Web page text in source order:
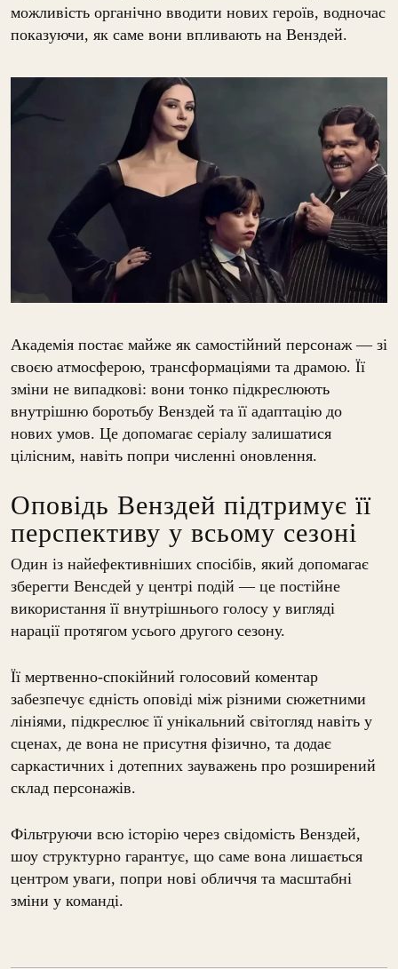
можливість органічно вводити нових героїв, водночас
показуючи, як саме вони впливають на Венздей.
Академія постає майже як самостійний персонаж — зі
своєю атмосферою, трансформаціями та драмою. Її
зміни не випадкові: вони тонко підкреслюють
внутрішню боротьбу Венздей та її адаптацію до
нових умов. Це допомагає серіалу залишатися
цілісним, навіть попри численні оновлення.
Оповідь Венздей підтримує її
перспективу у всьому сезоні
Один із найефективніших спосібів, який допомагає
зберегти Венсдей у центрі подій — це постійне
використання її внутрішнього голосу у вигляді
нарації протягом усього другого сезону.
Її мертвенно-спокійний голосовий коментар
забезпечує єдність оповіді між різними сюжетними
лініями, підкреслює її унікальний світогляд навіть у
сценах, де вона не присутня фізично, та додає
саркастичних і дотепних зауважень про розширений
склад персонажів.
Фільтруючи всю історію через свідомість Венздей,
шоу структурно гарантує, що саме вона лишається
центром уваги, попри нові обличчя та масштабні
зміни у команді.